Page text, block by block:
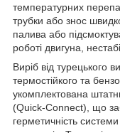
температурних
трубки або знос
палива або
роботі двигуна,
Виріб від турецького
термостійкого та
укомплектована
(Quick-Connect), що
герметичність